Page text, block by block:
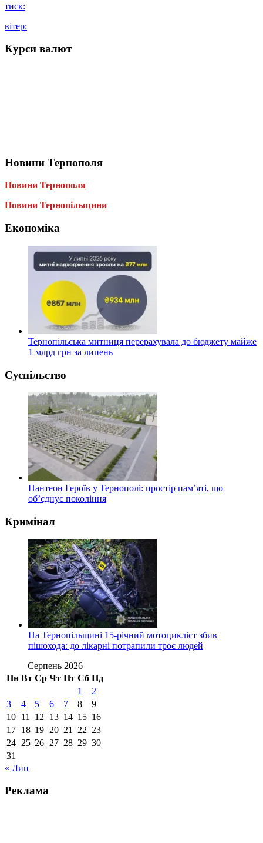
тиск:
вітер:
Курси валют
Новини Тернополя
Новини Тернополя
Новини Тернопільщини
Економіка
Тернопільська митниця перерахувала до бюджету майже
1 млрд грн за липень
Суспільство
Пантеон Героїв у Тернополі: простір пам’яті, що
об’єднує покоління
Кримінал
На Тернопільщині 15-річний мотоцикліст збив
пішохода: до лікарні потрапили троє людей
Серпень 2026
Пн Вт Ср Чт Пт Сб Нд
1
2
3
4 5 6 7 8
9
10 11 12 13 14 15 16
17 18 19 20 21 22 23
24 25 26 27 28 29 30
31
« Лип
Реклама